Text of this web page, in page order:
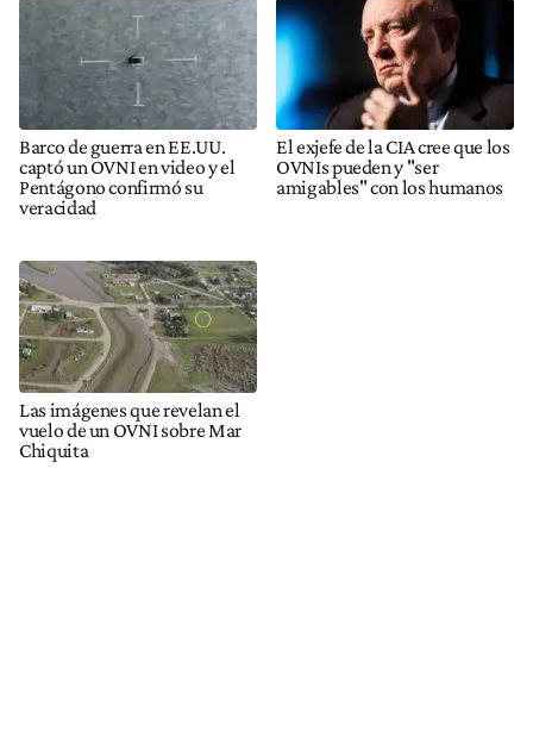
Barco de guerra en EE.UU.
captó un OVNI en video y el
Pentágono confirmó su
veracidad
El exjefe de la CIA cree que los
OVNIs pueden y "ser
amigables" con los humanos
Las imágenes que revelan el
vuelo de un OVNI sobre Mar
Chiquita